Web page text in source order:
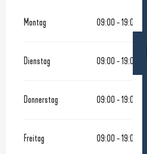
Montag 09:00 - 19:00
Dienstag 09:00 - 19:00
Donnerstag 09:00 - 19:00
Freitag 09:00 - 19:00